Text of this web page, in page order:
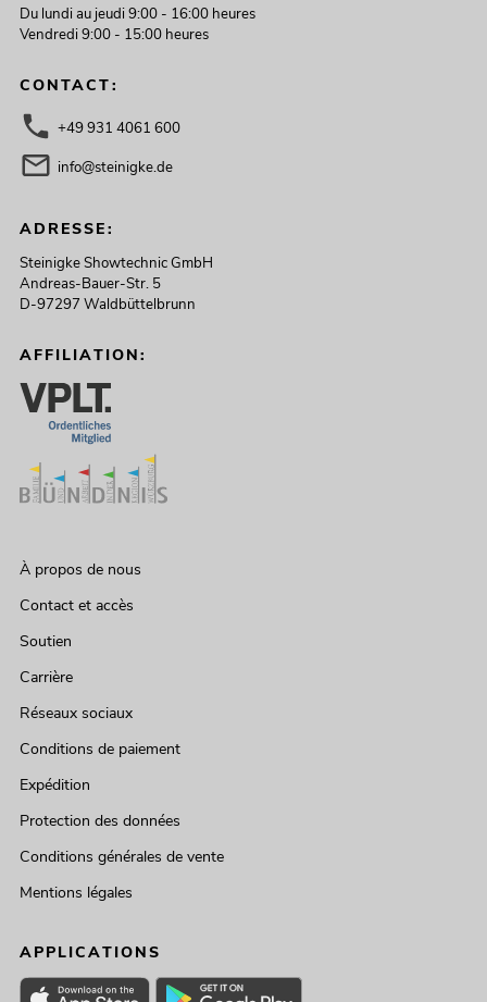
Du lundi au jeudi 9:00 - 16:00 heures
Vendredi 9:00 - 15:00 heures
CONTACT:
+49 931 4061 600
info@steinigke.de
ADRESSE:
Steinigke Showtechnic GmbH
Andreas-Bauer-Str. 5
D-97297 Waldbüttelbrunn
AFFILIATION:
À propos de nous
Contact et accès
Soutien
Carrière
Réseaux sociaux
Conditions de paiement
Expédition
Protection des données
Conditions générales de vente
Mentions légales
APPLICATIONS